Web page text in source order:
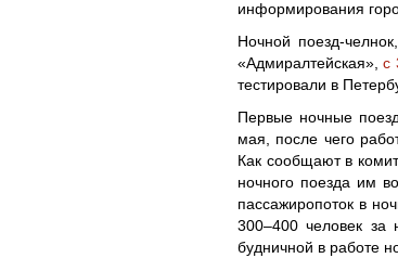
информирования
Ночной поезд-
«Адмиралтейская»,с
тестировали в
Первые ночные
мая, после чего
Как сообщают в
ночного поезда им
пассажиропоток в
300–400 человек за
будничной в работе